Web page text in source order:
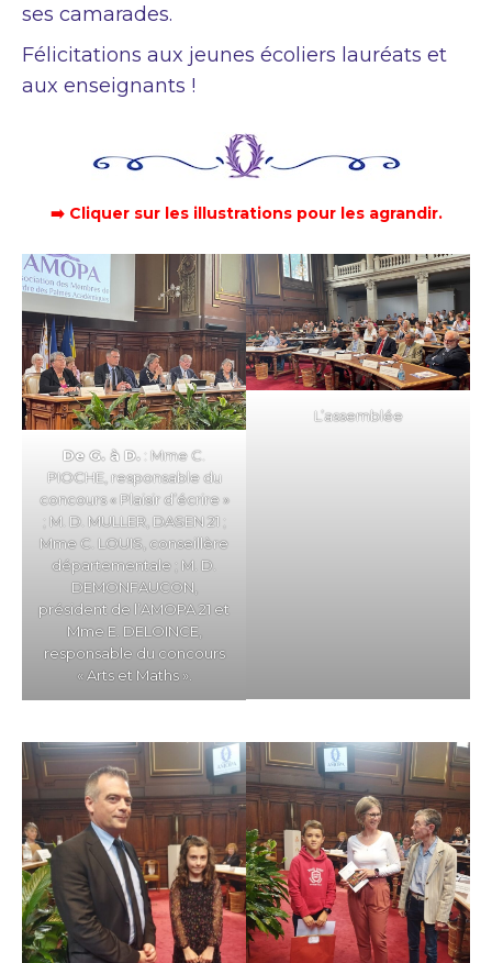
ses camarades.
Félicitations aux jeunes écoliers lauréats et
aux enseignants !
➡️ Cliquer sur les illustrations pour les agrandir.
De G. à D. : Mme C.
PIOCHE, responsable du
concours « Plaisir d’écrire »
; M. D. MULLER, DASEN 21 ;
Mme C. LOUIS, conseillère
départementale ; M. D.
DEMONFAUCON,
président de l’AMOPA 21 et
Mme E. DELOINCE,
responsable du concours
« Arts et Maths ».
L’assemblée